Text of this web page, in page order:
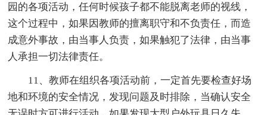
园的各项活动，任何时候孩子都不能脱离老师的视线，
这个过程中，如果因教师的擅离职守和不负责任，而造
成意外事故，由当事人负责，如果触犯了法律，由当事
人承担一切法律责任。
11、教师在组织各项活动前，一定首先要检查好场
地和环境的安全情况，发现问题及时排除，当确认安全